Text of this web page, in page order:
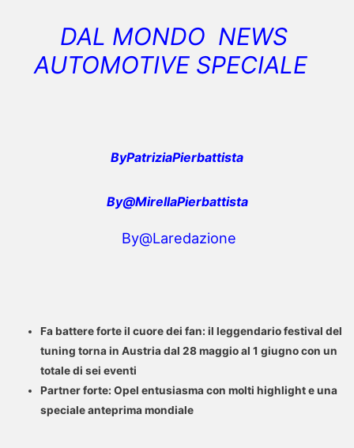
DAL MONDO NEWS
AUTOMOTIVE SPECIALE
ByPatriziaPierbattista
By@MirellaPierbattista
By@Laredazione
Fa battere forte il cuore dei fan: il leggendario festival del
tuning torna in Austria dal 28 maggio al 1 giugno con un
totale di sei eventi
Partner forte: Opel entusiasma con molti highlight e una
speciale anteprima mondiale